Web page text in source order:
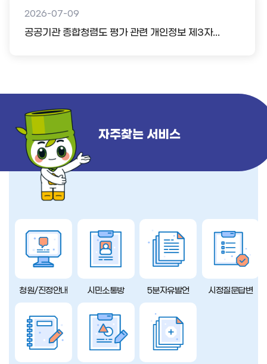
2026-07-09
공공기관 종합청렴도 평가 관련 개인정보 제3자...
자주찾는 서비스
청원/진정안내 시민소통방 5분자유발언 시정질문답변